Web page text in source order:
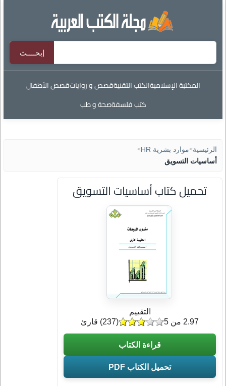
المكتبة الإسلاميةالكتب التقنيةقصص و رواياتقصص الأطفال
كتب فلسفةصحة و طب
الرئيسية>موارد بشرية HR >
أساسيات التسويق
تحميل كتاب أساسيات التسويق
التقييم
(
237) قارئ 2.97 من 5
قراءة الكتاب
تحميل الكتاب PDF